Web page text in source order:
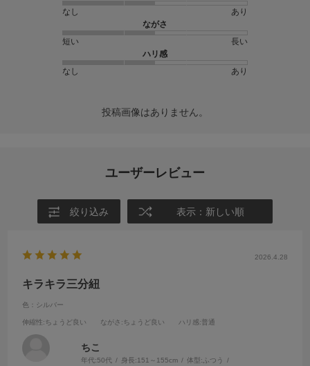
なし
あり
ながさ
短い
長い
ハリ感
なし
あり
投稿画像はありません。
ユーザーレビュー
絞り込み 表示：新しい順
2026.4.28
キラキラ三分紐
色：シルバー
伸縮性:ちょうど良い ながさ :ちょうど良い ハリ感:普通
ちこ
年代:50代 身長:151～155cm 体型:ふつう